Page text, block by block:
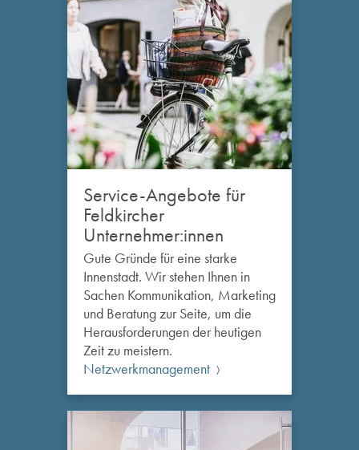
Service-Angebote für
Feldkircher
Unternehmer:innen
Gute Gründe für eine starke
Innenstadt. Wir stehen Ihnen in
Sachen Kommunikation, Marketing
und Beratung zur Seite, um die
Herausforderungen der heutigen
Zeit zu meistern.
Netzwerkmanagement